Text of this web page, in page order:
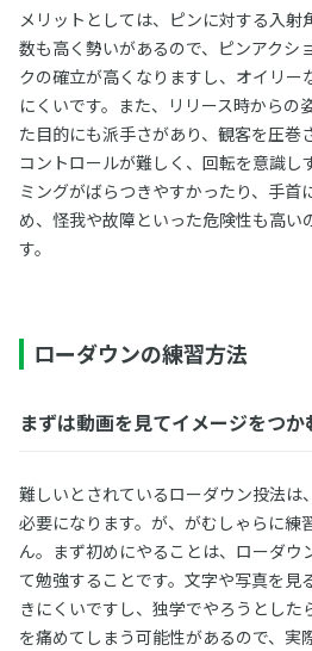
メリットとしては、ピンに対する入射
数も高く勢いがあるので、ピンアクシ
クの確立が高くなりますし、オイリー
にくいです。また、リリース時からの
た目的にも派手さがあり、観客を圧巻
コントロールが難しく、回転を意識し
ミングがばらつきやすかったり、手首
め、怪我や故障といった危険性も高い
す。
ローダウンの練習方法
まずは動画を見てイメージをつか
難しいとされているローダウン投法は
必要になります。が、がむしゃらに練
ん。まず初めにやることは、ローダウ
て勉強することです。文字や写真を見
きにくいですし、独学でやろうとした
を痛めてしまう可能性があるので、実